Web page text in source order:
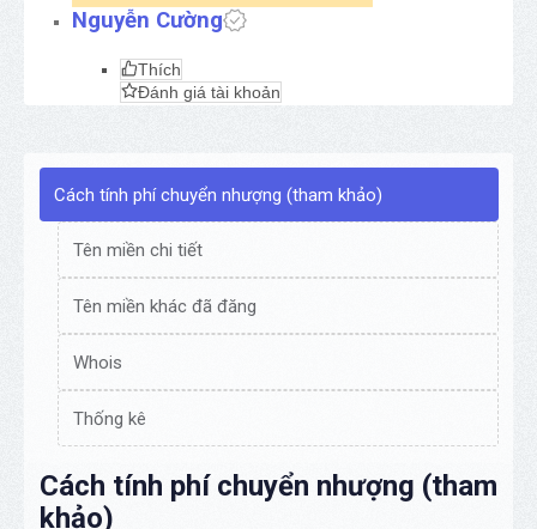
Nguyễn Cường
Thích
Đánh giá tài khoản
Cách tính phí chuyển nhượng (tham khảo)
Tên miền chi tiết
Tên miền khác đã đăng
Whois
Thống kê
Cách tính phí chuyển nhượng (tham
khảo)